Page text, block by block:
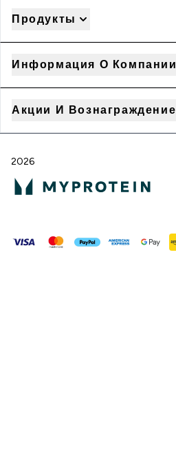
Продукты
Информация О Компании
Акции И Вознаграждение
2026